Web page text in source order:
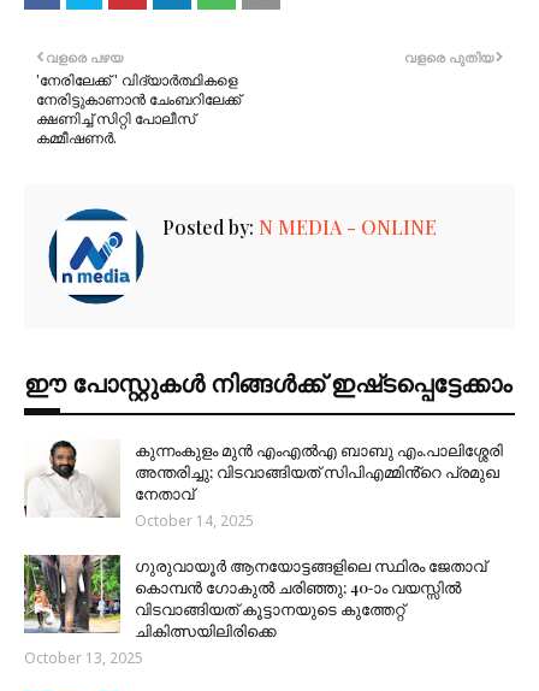
വളരെ പുതിയ
വളരെ പഴയ
'നേരിലേക്ക് ' വിദ്യാർത്ഥികളെ
നേരിട്ടുകാണാൻ ചേംബറിലേക്ക്
ക്ഷണിച്ച് സിറ്റി പോലീസ്
കമ്മീഷണർ.
Posted by: N MEDIA - ONLINE
ഈ പോസ്റ്റുകൾ നിങ്ങൾക്ക് ഇഷ്‌‌ടപ്പെട്ടേക്കാം
കുന്നംകുളം മുൻ എംഎൽഎ ബാബു എം.പാലിശ്ശേരി
അന്തരിച്ചു; വിടവാങ്ങിയത് സിപിഎമ്മിൻ്റെ പ്രമുഖ
നേതാവ്
October 14, 2025
ഗുരുവായൂർ ആനയോട്ടങ്ങളിലെ സ്ഥിരം ജേതാവ്
കൊമ്പൻ ഗോകുൽ ചരിഞ്ഞു; 40-ാം വയസ്സിൽ
വിടവാങ്ങിയത് കൂട്ടാനയുടെ കുത്തേറ്റ്
ചികിത്സയിലിരിക്കെ
October 13, 2025